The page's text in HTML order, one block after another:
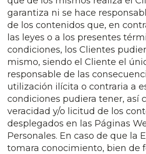
garantiza ni se hace
de los contenidos que, en
las leyes o a los presentes
condiciones, los Clientes
mismo, siendo el Cliente el
responsable de las
utilización ilícita o contraria a
condiciones pudiera tener, así
veracidad y/o licitud de los
desplegados en las Páginas
Personales. En caso de que la
tomara conocimiento, bien de